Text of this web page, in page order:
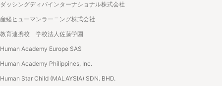
ダッシングディバインターナショナル株式会社
産経ヒューマンラーニング株式会社
教育連携校 学校法人佐藤学園
Human Academy Europe SAS
Human Academy Philippines, Inc.
Human Star Child (MALAYSIA) SDN. BHD.